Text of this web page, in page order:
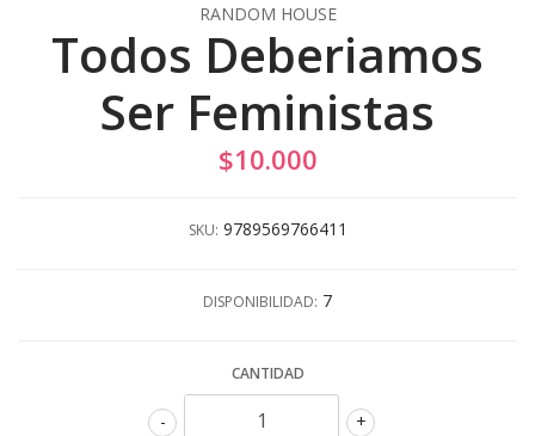
RANDOM HOUSE
Todos Deberiamos
Ser Feministas
$10.000
SKU: 9789569766411
DISPONIBILIDAD: 7
CANTIDAD
+
-